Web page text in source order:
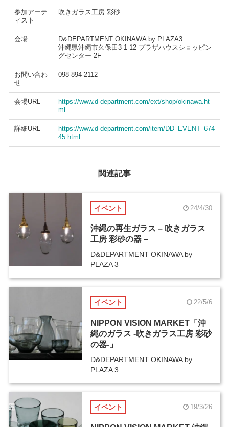
参加アーテ
ィスト
吹きガラス工房 彩砂
会場
D&DEPARTMENT OKINAWA by PLAZA3
沖縄県沖縄市久保田3-1-12 プラザハウスショッピン
グセンター 2F
お問い合わ
せ
098-894-2112
会場URL
https://www.d-department.com/ext/shop/okinawa.ht
ml
詳細URL
https://www.d-department.com/item/DD_EVENT_674
45.html
関連記事
イベント 24/4/30
沖縄の再生ガラス – 吹きガラス
工房 彩砂の器 –
D&DEPARTMENT OKINAWA by
PLAZA 3
イベント 22/5/6
NIPPON VISION MARKET「沖
縄のガラス -吹きガラス工房 彩砂
の器-」
D&DEPARTMENT OKINAWA by
PLAZA 3
イベント 19/3/26